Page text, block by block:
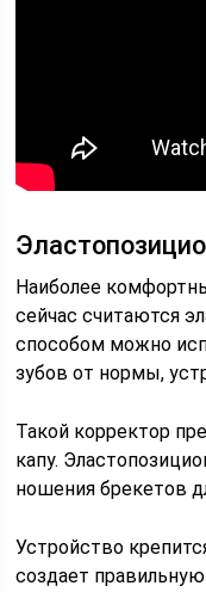
Наиболее
сейчас считаются
способом можно
зубов от нормы,
Такой корректор
капу.
ношения брекетов
Устройство
создает